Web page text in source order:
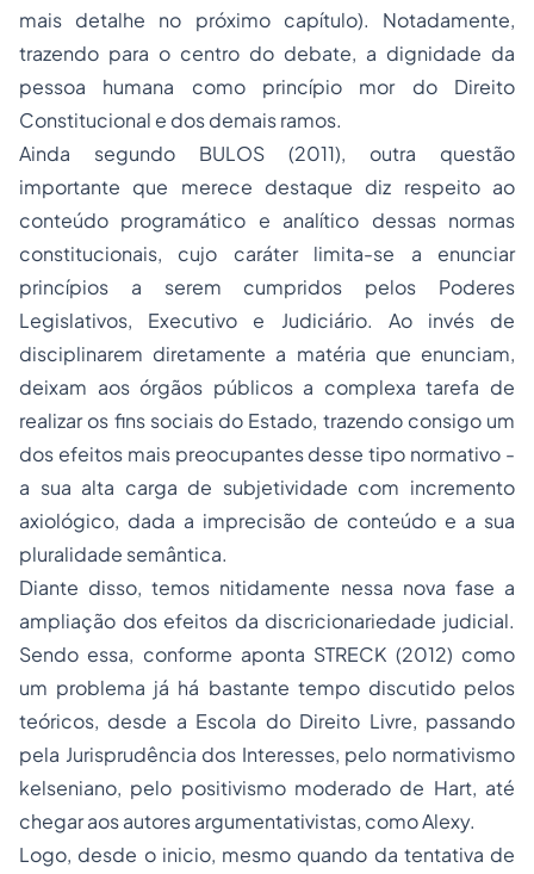
mais detalhe no próximo capítulo). Notadamente,
trazendo para o centro do debate, a dignidade da
pessoa humana como princípio mor do Direito
Constitucional e dos demais ramos.
Ainda segundo BULOS (2011), outra questão
importante que merece destaque diz respeito ao
conteúdo programático e analítico dessas normas
constitucionais, cujo caráter limita-se a enunciar
princípios a serem cumpridos pelos Poderes
Legislativos, Executivo e Judiciário. Ao invés de
disciplinarem diretamente a matéria que enunciam,
deixam aos órgãos públicos a complexa tarefa de
realizar os fins sociais do Estado, trazendo consigo um
dos efeitos mais preocupantes desse tipo normativo -
a sua alta carga de subjetividade com incremento
axiológico, dada a imprecisão de conteúdo e a sua
pluralidade semântica.
Diante disso, temos nitidamente nessa nova fase a
ampliação dos efeitos da discricionariedade judicial.
Sendo essa, conforme aponta STRECK (2012) como
um problema já há bastante tempo discutido pelos
teóricos, desde a Escola do Direito Livre, passando
pela Jurisprudência dos Interesses, pelo normativismo
kelseniano, pelo positivismo moderado de Hart, até
chegar aos autores argumentativistas, como Alexy.
Logo, desde o inicio, mesmo quando da tentativa de